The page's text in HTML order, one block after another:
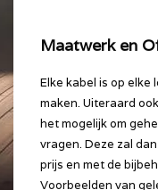
Maatwerk en
Elke kabel is op elke
maken. Uiteraard
het mogelijk om
vragen. Deze zal
prijs en met de
Voorbeelden van